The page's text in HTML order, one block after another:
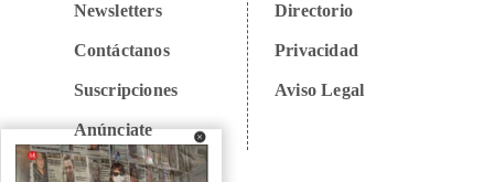
Newsletters
Contáctanos
Suscripciones
Anúnciate
Directorio
Privacidad
Aviso Legal